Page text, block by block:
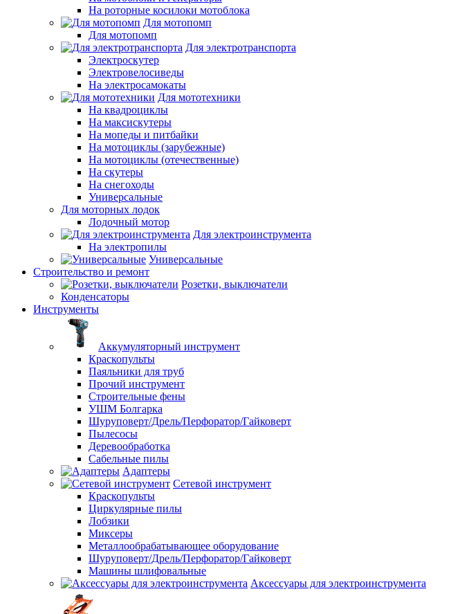
На роторные косилоки мотоблока
Для мотопомп
Для мотопомп
Для электротранспорта
Электроскутер
Электровелосиведы
На электросамокаты
Для мототехники
На квадроциклы
На максискутеры
На мопеды и питбайки
На мотоциклы (зарубежные)
На мотоциклы (отечественные)
На скутеры
На снегоходы
Универсальные
Для моторных лодок
Лодочный мотор
Для электроинструмента
На электропилы
Универсальные
Строительство и ремонт
Розетки, выключатели
Конденсаторы
Инструменты
Аккумуляторный инструмент
Краскопульты
Паяльники для труб
Прочий инструмент
Строительные фены
УШМ Болгарка
Шуруповерт/Дрель/Перфоратор/Гайковерт
Пылесосы
Деревообработка
Сабельные пилы
Адаптеры
Сетевой инструмент
Краскопульты
Циркулярные пилы
Лобзики
Миксеры
Металлообрабатывающее оборудование
Шуруповерт/Дрель/Перфоратор/Гайковерт
Машины шлифовальные
Аксессуары для электроинструмента